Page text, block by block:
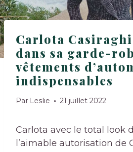
Carlota Casiraghi
dans sa garde-
vêtements
indispensables
Par Leslie 21 juillet 2022
Carlota avec le total look
l’aimable autorisation de